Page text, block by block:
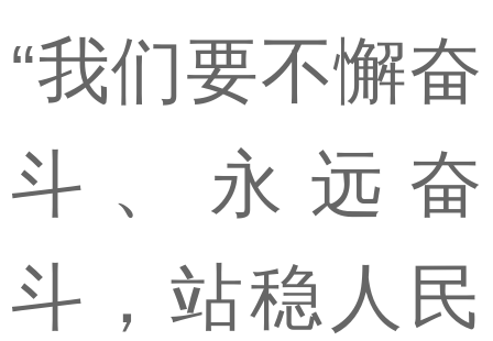
“我们要不懈奋
斗、永远奋
斗，站稳人民